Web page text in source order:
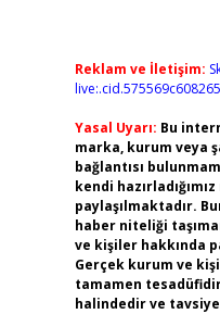
Reklam ve İletişim:
Yasal Uyarı: Bu
marka, kurum veya
bağlantısı
kendi
paylaşılmaktadır.
haber niteliği
ve kişiler hakkında
Gerçek kurum ve
tamamen
halindedir ve